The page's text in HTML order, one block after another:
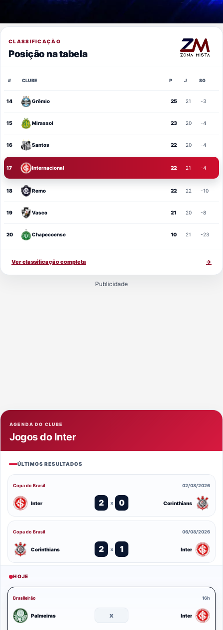
CLASSIFICAÇÃO
Posição na tabela
# CLUBE P J SG
14 Grêmio 25 21 -3
15 Mirassol 23 20 -4
16 Santos 22 20 -4
17 Internacional 22 21 -4
18 Remo 22 22 -10
19 Vasco 21 20 -8
20 Chapecoense 10 21 -23
Ver classificação completa →
Publicidade
AGENDA DO CLUBE
Jogos do Inter
ÚLTIMOS RESULTADOS
Copa do Brasil 02/08/2026
Inter 2 x 0 Corinthians
Copa do Brasil 06/08/2026
Corinthians 2 x 1 Inter
HOJE
Brasileirão 16h
Palmeiras x Inter